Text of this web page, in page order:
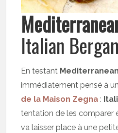
Italian
En testant
immédiatement pensé à
de la Maison Zegna :
tentation de les comparer
va laisser place à une